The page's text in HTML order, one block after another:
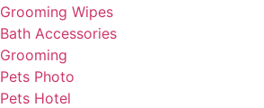
Grooming Wipes
Bath Accessories
Grooming
Pets Photo
Pets Hotel